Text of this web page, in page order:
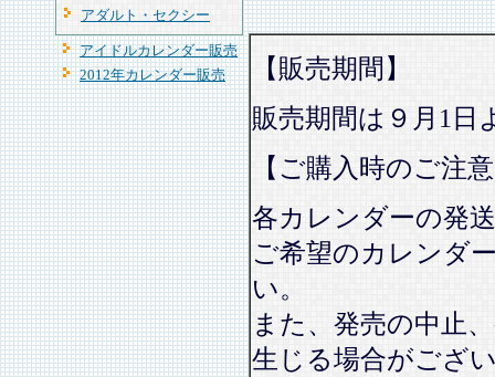
アダルト・セクシー
アイドルカレンダー販売
2012年カレンダー販売
【販売期間】
販売期間は９月1日
【ご購入時のご注
各カレンダーの発
ご希望のカレンダ
い。
また、発売の中止
生じる場合がござ